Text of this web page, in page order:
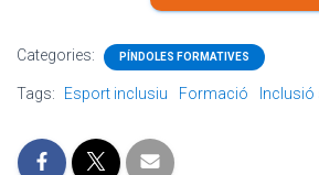
Categories: PÍNDOLES FORMATIVES
Tags: Esport inclusiu Formació Inclusió